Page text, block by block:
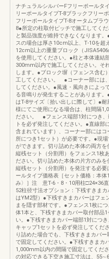
ナチュラルシルバーFフリーポールタ
リーポールタイプT-8ブラックフリー
フリーポールタイプT-8オータムブラ
8●所定の柱取付ピッチで施工してく
と製品強度が維持できなくなります。
スの場合は厚さ10cm以上、T‐10を超
12cm以上の重量ブロック（JISA5406
を使用してください。●柱と本体連結
300mm以内で施工してください。そ
します。●ブロック塀（フェンス含む
工してください。 ●コーナー部には
してください。●風速・風向きによっ
る音鳴りが発生することがあります
はT-8サイズ〔拾い出しに際して〕●
様にてご使用になる場合は、柱間隔
ださい。 ●フェンス端部1対につき、
トを必ず発注してください。●直線部
含まれています）、コーナー部には
所につき1セット）が必要です。●現
ができます。切り詰めた本体の両方
縦桟セット（分割用）をフェンス1枚
ださい。切り詰めた本体の片方のみ
縦桟セット（分割用）を発注する必
ールタイプ価格表［セット価格：本体
み〉］注 意T-6・8・10用柱□24×36
52柱径寸法オプション：下桟すきま
はYM2型）●下桟すきまカバーはフェ
まを隠す部材です。●フェンス1枚に
体1本と、下桟すきまカバー取付部品
い。●下桟すきまカバー端部1対につ
キャップ1セットを必ず発注してくだ
り詰めた場合でも、下桟すきまカバ
で固定してください。●下桟すきまカ
1,000mm以内の間隔で固定してくだ
の対応できる下空き施工寸法は、